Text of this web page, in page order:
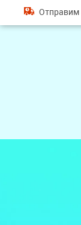
Отправим